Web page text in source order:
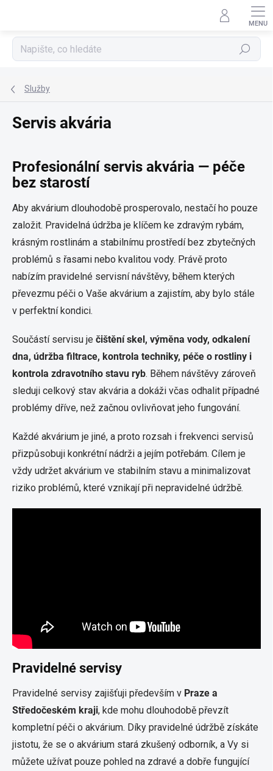
Hledat
Služby
Servis akvária
Profesionální servis akvária — péče
bez starostí
Aby akvárium dlouhodobě prosperovalo, nestačí ho pouze
založit. Pravidelná údržba je klíčem ke zdravým rybám,
krásným rostlinám a stabilnímu prostředí bez zbytečných
problémů s řasami nebo kvalitou vody. Právě proto
nabízím pravidelné servisní návštěvy, během kterých
převezmu péči o Vaše akvárium a zajistím, aby bylo stále
v perfektní kondici.
Součástí servisu je čištění skel, výměna vody, odkalení
dna, údržba filtrace, kontrola techniky, péče o rostliny i
kontrola zdravotního stavu ryb. Během návštěvy zároveň
sleduji celkový stav akvária a dokáži včas odhalit případné
problémy dříve, než začnou ovlivňovat jeho fungování.
Každé akvárium je jiné, a proto rozsah i frekvenci servisů
přizpůsobuji konkrétní nádrži a jejím potřebám. Cílem je
vždy udržet akvárium ve stabilním stavu a minimalizovat
riziko problémů, které vznikají při nepravidelné údržbě.
Pravidelné servisy
Pravidelné servisy zajišťuji především v Praze a
Středočeském kraji, kde mohu dlouhodobě převzít
kompletní péči o akvárium. Díky pravidelné údržbě získáte
jistotu, že se o akvárium stará zkušený odborník, a Vy si
můžete užívat pouze pohled na zdravé a dobře fungující